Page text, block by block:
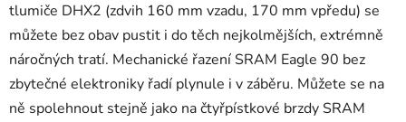
tlumiče DHX2 (zdvih 160 mm vzadu, 170 mm vpředu) se
můžete bez obav pustit i do těch nejkolmějších, extrémně
náročných tratí. Mechanické řazení SRAM Eagle 90 bez
zbytečné elektroniky řadí plynule i v záběru. Můžete se na
ně spolehnout stejně jako na čtyřpístkové brzdy SRAM